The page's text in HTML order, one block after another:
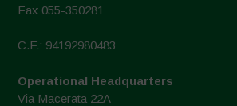
Fax 055-350281
C.F.: 94192980483
Operational Headquarters
Via Macerata 22A